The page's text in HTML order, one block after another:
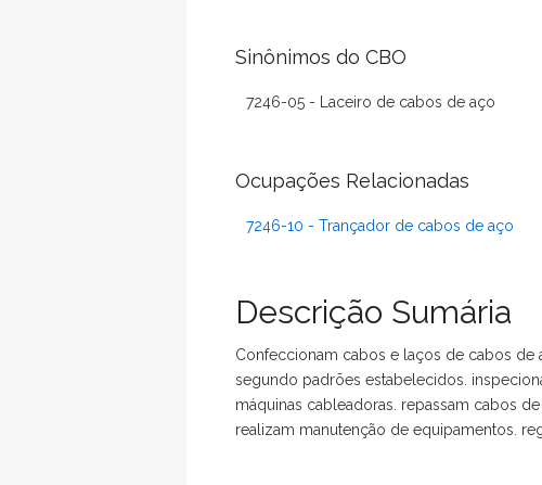
Sinônimos do CBO
7246-05 - Laceiro de cabos de aço
Ocupações Relacionadas
7246-10 - Trançador de cabos de aço
Descrição Sumária
Confeccionam cabos e laços de cabos de
segundo padrões estabelecidos.
máquinas cableadoras. repassam cabos
realizam manutenção de equipamentos.